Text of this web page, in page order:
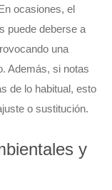
ocasiones, el
puede deberse a
una
Además, si notas
de lo habitual, esto
o sustitución.
y